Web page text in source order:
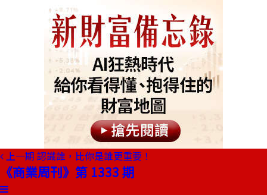
上一期 認識誰，比你是誰更重要！
《商業周刊》第 1333 期